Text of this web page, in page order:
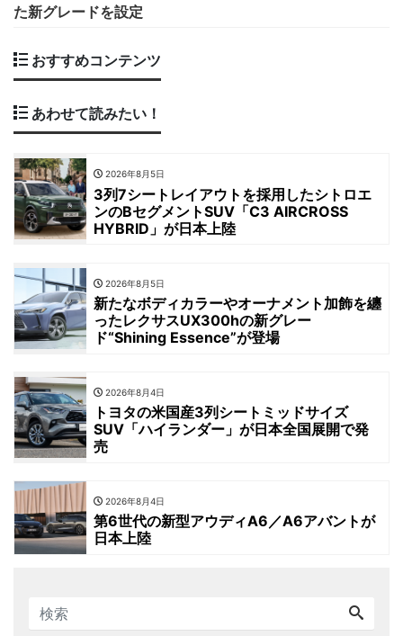
た新グレードを設定
おすすめコンテンツ
あわせて読みたい！
2026年8月5日
3列7シートレイアウトを採用したシトロエ
ンのBセグメントSUV「C3 AIRCROSS
HYBRID」が日本上陸
2026年8月5日
新たなボディカラーやオーナメント加飾を纏
ったレクサスUX300hの新グレー
ド“Shining Essence”が登場
2026年8月4日
トヨタの米国産3列シートミッドサイズ
SUV「ハイランダー」が日本全国展開で発
売
2026年8月4日
第6世代の新型アウディA6／A6アバントが
日本上陸